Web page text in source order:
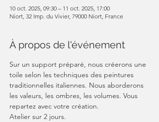
10 oct. 2025, 09:30 – 11 oct. 2025, 17:00
Niort, 32 Imp. du Vivier, 79000 Niort, France
À propos de l'événement
Sur un support préparé, nous créerons une
toile selon les techniques des peintures
traditionnelles italiennes. Nous aborderons
les valeurs, les ombres, les volumes. Vous
repartez avec votre création.
Atelier sur 2 jours.